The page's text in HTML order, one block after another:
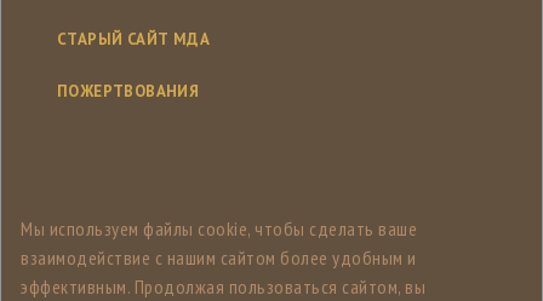
СТАРЫЙ САЙТ МДА
ПОЖЕРТВОВАНИЯ
Мы используем файлы cookie, чтобы сделать ваше
взаимодействие с нашим сайтом более удобным и
эффективным. Продолжая пользоваться сайтом, вы